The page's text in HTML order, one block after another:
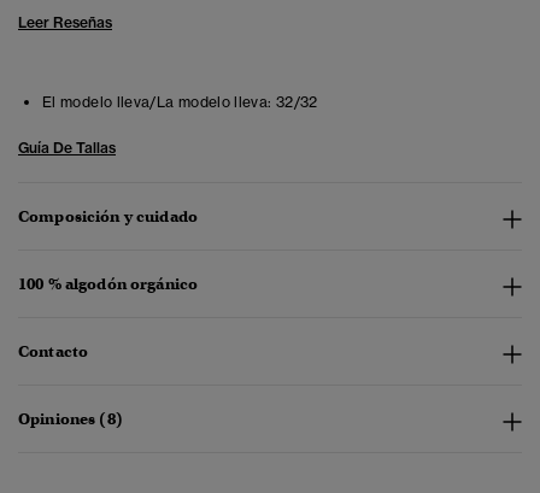
Leer Reseñas
El modelo lleva/La modelo lleva: 32/32
Guía De Tallas
Composición y cuidado
100 % algodón orgánico
Contacto
Opiniones (8)